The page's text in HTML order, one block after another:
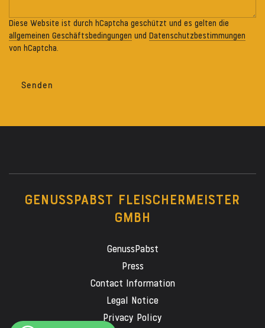
Diese Website ist durch hCaptcha geschützt und es gelten die
allgemeinen Geschäftsbedingungen und Datenschutzbestimmungen
von hCaptcha.
GENUSSPABST FLEISCHERMEISTER
GMBH
GenussPabst
Press
Contact Information
Legal Notice
Privacy Policy